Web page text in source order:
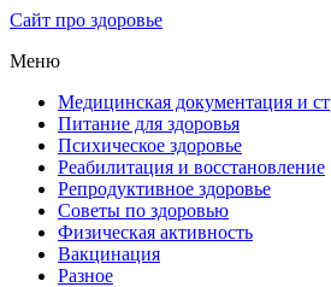
Сайт про здоровье
Меню
Медицинская документация и
Питание для здоровья
Психическое здоровье
Реабилитация и восстановление
Репродуктивное здоровье
Советы по здоровью
Физическая активность
Вакцинация
Разное